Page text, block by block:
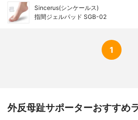
Sincerus(シンケールス)
指間ジェルパッド SGB-02
1
外反母趾サポーターおすすめ